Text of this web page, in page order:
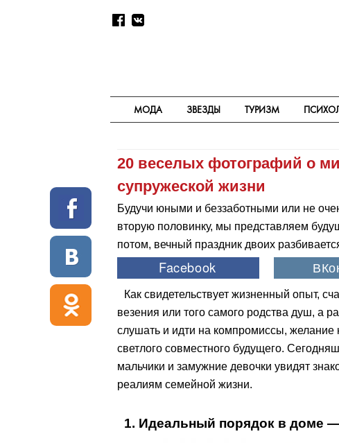
МОДА ЗВЕЗДЫ ТУРИЗМ
20 веселых фотографий о
супружеской жизни
Будучи юными и беззаботными или не
вторую половинку, мы представляем
потом, вечный праздник двоих
Как свидетельствует жизненный опыт,
везения или того самого родства душ, а
слушать и идти на компромиссы, желание
светлого совместного будущего.
мальчики и замужние девочки увидят
реалиям семейной жизни.
1. Идеальный порядок в доме —